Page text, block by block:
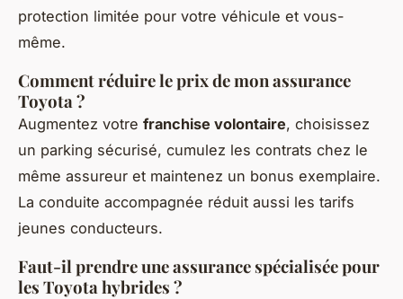
protection limitée pour votre véhicule et vous-
même.
Comment réduire le prix de mon assurance
Toyota ?
Augmentez votre franchise volontaire, choisissez
un parking sécurisé, cumulez les contrats chez le
même assureur et maintenez un bonus exemplaire.
La conduite accompagnée réduit aussi les tarifs
jeunes conducteurs.
Faut-il prendre une assurance spécialisée pour
les Toyota hybrides ?